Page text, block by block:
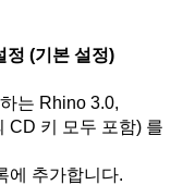
정 (기본 설정)
는 Rhino 3.0,
CD 키 모두 포함) 를
에 추가합니다.